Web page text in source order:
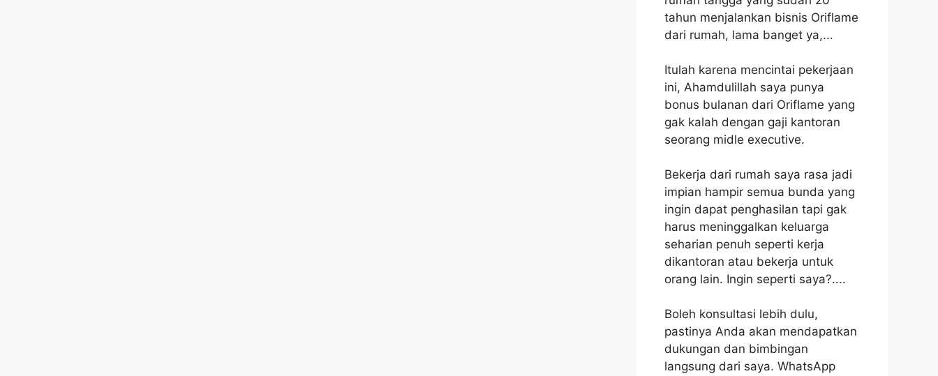
tahun menjalankan bisnis Oriflame
dari rumah, lama banget ya,...
Itulah karena mencintai pekerjaan
ini, Ahamdulillah saya punya
bonus bulanan dari Oriflame yang
gak kalah dengan gaji kantoran
seorang midle executive.
Bekerja dari rumah saya rasa jadi
impian hampir semua bunda yang
ingin dapat penghasilan tapi gak
harus meninggalkan keluarga
seharian penuh seperti kerja
dikantoran atau bekerja untuk
orang lain. Ingin seperti saya?....
Boleh konsultasi lebih dulu,
pastinya Anda akan mendapatkan
dukungan dan bimbingan
langsung dari saya. WhatsApp